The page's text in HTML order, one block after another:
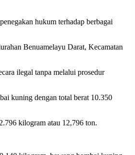
hukum terhadap berbagai
Benuamelayu Darat, Kecamatan
ilegal tanpa melalui prosedur
kuning dengan total berat 10.350
kilogram atau 12,796 ton.